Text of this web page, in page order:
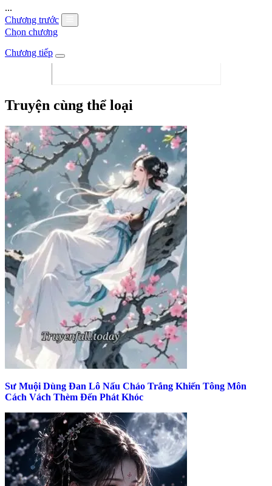
...
Chương trước
Chọn chương
Chương tiếp
Truyện cùng thể loại
Sư Muội Dùng Đan Lô Nấu Cháo Trắng Khiến Tông Môn
Cách Vách Thèm Đến Phát Khóc